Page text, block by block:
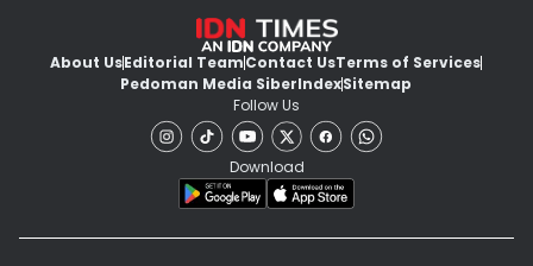
About UsEditorial TeamContact UsTerms of Services
Pedoman Media SiberIndexSitemap
Follow Us
Download